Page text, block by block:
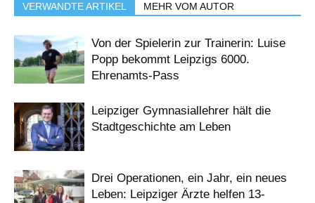
VERWANDTE ARTIKEL MEHR VOM AUTOR
Von der Spielerin zur Trainerin: Luise
Popp bekommt Leipzigs 6000.
Ehrenamts-Pass
Leipziger Gymnasiallehrer hält die
Stadtgeschichte am Leben
Drei Operationen, ein Jahr, ein neues
Leben: Leipziger Ärzte helfen 13-